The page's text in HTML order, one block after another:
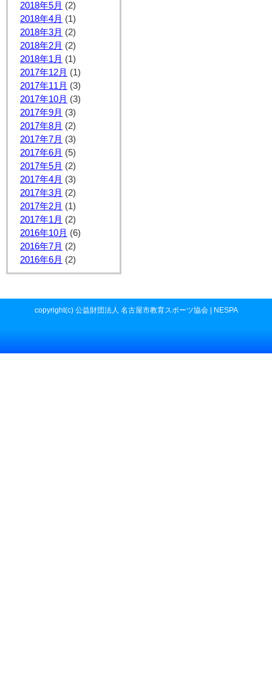
2018年5月 (2)
2018年4月 (1)
2018年3月 (2)
2018年2月 (2)
2018年1月 (1)
2017年12月 (1)
2017年11月 (3)
2017年10月 (3)
2017年9月 (3)
2017年8月 (2)
2017年7月 (3)
2017年6月 (5)
2017年5月 (2)
2017年4月 (3)
2017年3月 (2)
2017年2月 (1)
2017年1月 (2)
2016年10月 (6)
2016年7月 (2)
2016年6月 (2)
copyright(c) 公益財団法人 名古屋市教育スポーツ協会 | NESPA